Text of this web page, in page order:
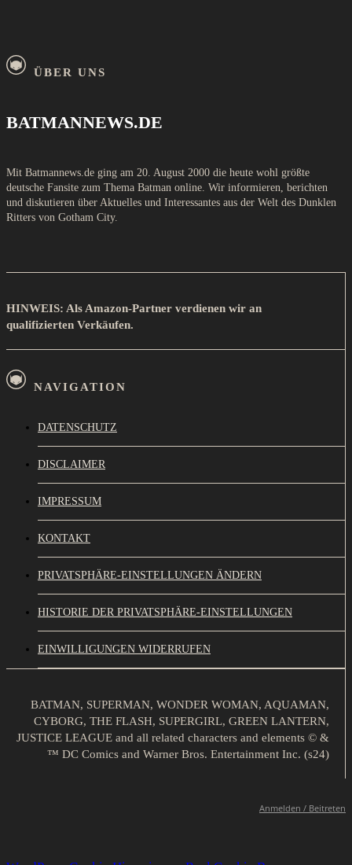
ÜBER UNS
BATMANNEWS.DE
Mit Batmannews.de ging am 20. August 2000 die heute wohl größte
deutsche Fansite zum Thema Batman online. Wir informieren, berichten
und diskutieren über Aktuelles und Interessantes aus der Welt des Dunklen
Ritters von Gotham City.
HINWEIS: Als Amazon-Partner verdienen wir an
qualifizierten Verkäufen.
NAVIGATION
DATENSCHUTZ
DISCLAIMER
IMPRESSUM
KONTAKT
PRIVATSPHÄRE-EINSTELLUNGEN ÄNDERN
HISTORIE DER PRIVATSPHÄRE-EINSTELLUNGEN
EINWILLIGUNGEN WIDERRUFEN
BATMAN, SUPERMAN, WONDER WOMAN, AQUAMAN,
CYBORG, THE FLASH, SUPERGIRL, GREEN LANTERN,
JUSTICE LEAGUE and all related characters and elements © &
™ DC Comics and Warner Bros. Entertainment Inc. (s24)
Anmelden / Beitreten